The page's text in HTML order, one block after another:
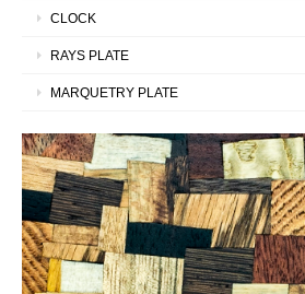
CLOCK
RAYS PLATE
MARQUETRY PLATE